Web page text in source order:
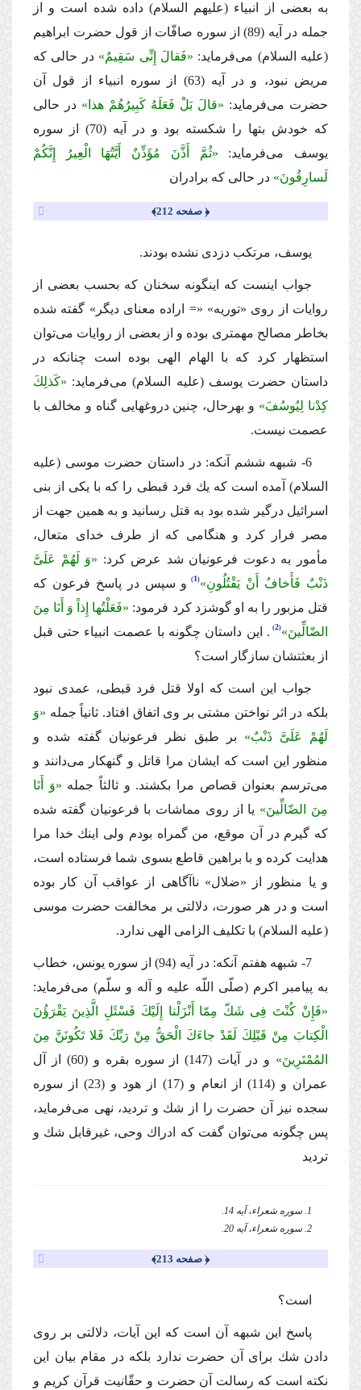
به بعضى از انبیاء (علیهم السلام) داده شده است و از
جمله در آیه (89) از سوره صافّات از قول حضرت ابراهیم
(علیه السلام) مى‌فرماید: «فَقالَ إِنِّی سَقِیمٌ»در حالى كه
مریض نبود، و در آیه (63) از سوره انبیاء از قول آن
حضرت مى‌فرماید: «قالَ بَلْ فَعَلَهُ كَبِیرُهُمْ هذا» در حالى
كه خودش بتها را شكسته بود و در آیه (70) از سوره
یوسف مى‌فرماید: «ثُمَّ أَذَّنَ مُؤَذِّنٌ أَیَّتُهَا الْعِیرُ إِنَّكُمْ
لَسارِقُونَ» در حالى كه برادران
﴿ صفحه 212﴾
یوسف، مرتكب دزدى نشده بودند.
جواب اینست كه اینگونه سخنان كه بحسب بعضى از
روایات از روى «توریه» «= اراده معناى دیگر» گفته شده
بخاطر مصالح مهمترى بوده و از بعضى از روایات مى‌توان
استظهار كرد كه با الهام الهى بوده است چنانكه در
داستان حضرت یوسف (علیه السلام) مى‌فرماید: «كَذلِكَ
كِدْنا لِیُوسُفَ» و بهرحال، چنین دروغهایى گناه و مخالف با
عصمت نیست.
6- شبهه ششم آنكه: در داستان حضرت موسى (علیه
السلام) آمده است كه یك فرد قبطى را كه با یكى از بنى
اسرائیل درگیر شده بود به قتل رسانید و به همین جهت از
مصر فرار كرد و هنگامى كه از طرف خداى متعال،
مأمور به دعوت فرعونیان شد عرض كرد: «وَ لَهُمْ عَلَیَّ
ذَنْبٌ فَأَخافُ أَنْ یَقْتُلُونِ» 1
و سپس در پاسخ فرعون كه
قتل مزبور را به او گوشزد كرد فرمود: «فَعَلْتُها إِذاً وَ أَنَا مِنَ
الضّالِّینَ» 2
. این داستان چگونه با عصمت انبیاء حتى قبل
از بعثتشان سازگار است؟
جواب این است كه اولا قتل فرد قبطى، عمدى نبود
بلكه در اثر نواختن مشتى بر وى اتفاق افتاد. ثانیاً جمله «وَ
لَهُمْ عَلَیَّ ذَنْبٌ» بر طبق نظر فرعونیان گفته شده و
منظور این است كه ایشان مرا قاتل و گنهكار مى‌دانند و
مى‌ترسم بعنوان قصاص مرا بكشند. و ثالثاً جمله «وَ أَنَا
مِنَ الضّالِّینَ» یا از روى مماشات با فرعونیان گفته شده
كه گیرم در آن موقع، من گمراه بودم ولى اینك خدا مرا
هدایت كرده و با براهین قاطع بسوى شما فرستاده است،
و یا منظور از «ضلال» ناآگاهى از عواقب آن كار بوده
است و در هر صورت، دلالتى بر مخالفت حضرت موسى
(علیه السلام) با تكلیف الزامى الهى ندارد.
7- شبهه هفتم آنكه: در آیه (94) از سوره یونس، خطاب
به پیامبر اكرم (صلّى اللّه علیه و آله و سلّم) مى‌فرماید:
«فَإِنْ كُنْتَ فِی شَكّ مِمّا أَنْزَلْنا إِلَیْكَ فَسْئَلِ الَّذِینَ یَقْرَؤُنَ
الْكِتابَ مِنْ قَبْلِكَ لَقَدْ جاءَكَ الْحَقُّ مِنْ رَبِّكَ فَلا تَكُونَنَّ مِنَ
المُمْتَرِینَ»
و در آیات (147) از سوره بقره و (60) از آل
عمران و (114) از انعام و (17) از هود و (23) از سوره
سجده نیز آن حضرت را از شك و تردید، نهى مى‌فرماید،
پس چگونه مى‌توان گفت كه ادراك وحى، غیرقابل شك و
تردید
1. سوره شعراء، آیه 14.
2. سوره شعراء، آیه 20.
﴿ صفحه 213﴾
است؟
پاسخ این شبهه آن است كه این آیات، دلالتى بر روى
دادن شك براى آن حضرت ندارد بلكه در مقام بیان این
نكته است كه رسالت آن حضرت و حقّانیت قرآن كریم و